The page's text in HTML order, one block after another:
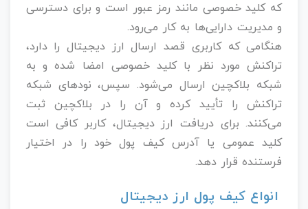
که کلید خصوصی مانند رمز عبور است و برای دسترسی
و مدیریت دارایی‌ها به کار می‌رود.
هنگامی که کاربری قصد ارسال ارز دیجیتال را دارد،
تراکنش مورد نظر با کلید خصوصی امضا شده و به
شبکه بلاکچین ارسال می‌شود. سپس، نودهای شبکه
تراکنش را تأیید کرده و آن را در بلاکچین ثبت
می‌کنند. برای دریافت ارز دیجیتال، کاربر کافی است
کلید عمومی یا آدرس کیف پول خود را در اختیار
فرستنده قرار دهد.
انواع کیف پول ارز دیجیتال